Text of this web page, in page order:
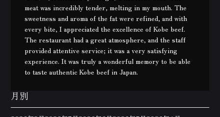
meat was incredibly tender, melting in my mouth. The
sweetness and aroma of the fat were refined, and with
every bite, I appreciated the excellence of Kobe beef.
The restaurant had a great atmosphere, and the staff
provided attentive service; it was a very satisfying
experience. It was truly a wonderful memory to be able
to taste authentic Kobe beef in Japan.
月別